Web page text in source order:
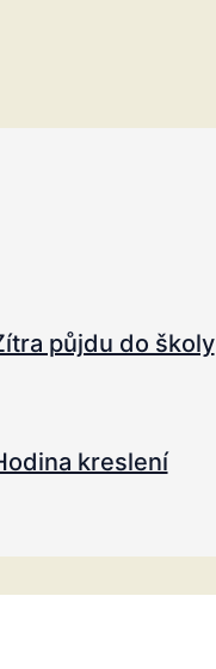
půjdu do školy
kreslení